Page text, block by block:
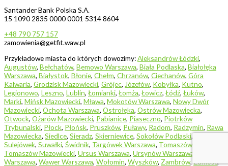
Santander Bank Polska S.A.
15 1090 2835 0000 0001 5314 8604
+48 790 757 157
zamowienia@getfit.waw.pl
Przykładowe miasta do których dowozimy:Aleksandrów Łódzki,
Augustów, Bełchatów, Bemowo Warszawa, Biała Podlaska, Białołęka
Warszawa, Białystok, Błonie, Chełm, Chrzanów, Ciechanów, Góra
Kalwaria, Grodzisk Mazowiecki, Grójec, Józefów, Kobyłka, Kutno,
Legionowo, Leszno, Lublin, Łomianki, Łomża, Łowicz, Łódź, Łuków,
Marki, Mińsk Mazowiecki, Mława, Mokotów Warszawa, Nowy Dwór
Mazowiecki, Ochota Warszawa, Ostrołęka, Ostrów Mazowiecka,
Otwock, Ożarów Mazowiecki, Pabianice, Piaseczno, Piotrków
Trybunalski, Płock, Płońsk, Pruszków, Puławy, Radom, Radzymin, Rawa
Mazowiecka, Siedlce, Sieradz, Skierniewice, Sokołów Podlaski,
Sulejówek, Suwałki, Świdnik, Targówek Warszawa, Tomaszów Lubelski
Tomaszów Mazowiecki, Ursus Warszawa, Ursynów Warszawa
Warszawa, Wawer Warszawa, Wołomin, Wyszków, Zambrów,Zamość,